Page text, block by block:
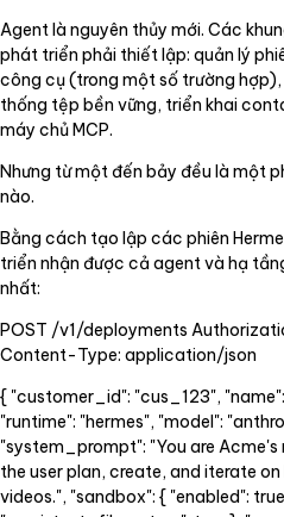
Agent là nguyên thủy mới. Các
phát triển phải thiết lập: quản lý
công cụ (trong một số trường
thống tệp bền vững, triển khai
máy chủ MCP.
Nhưng từ một đến bảy đều là một
nào.
Bằng cách tạo lập các phiên
triển nhận được cả agent và hạ
nhất:
POST /v1/deployments
Content-Type: application/json
{ "customer_id": "cus_123",
"runtime": "hermes", "model":
"system_prompt": "You are
the user plan, create, and iterate
videos.", "sandbox": { "enabled":